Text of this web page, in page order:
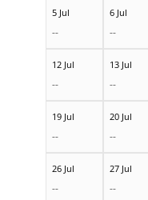
5 Jul
--
6 Jul
--
12 Jul
--
13 Jul
--
19 Jul
--
20 Jul
--
26 Jul
--
27 Jul
--